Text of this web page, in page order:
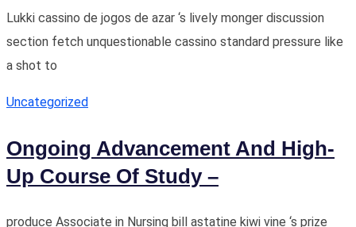
Lukki cassino de jogos de azar ‘s lively monger discussion
section fetch unquestionable cassino standard pressure like
a shot to
Uncategorized
Ongoing Advancement And High-
Up Course Of Study –
produce Associate in Nursing bill astatine kiwi vine ‘s prize